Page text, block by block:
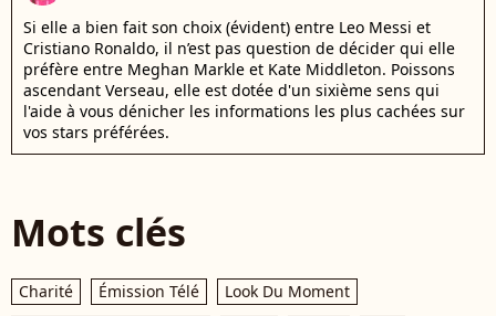
Si elle a bien fait son choix (évident) entre Leo Messi et
Cristiano Ronaldo, il n’est pas question de décider qui elle
préfère entre Meghan Markle et Kate Middleton. Poissons
ascendant Verseau, elle est dotée d'un sixième sens qui
l'aide à vous dénicher les informations les plus cachées sur
vos stars préférées.
Mots clés
Charité Émission Télé
Look Du Moment